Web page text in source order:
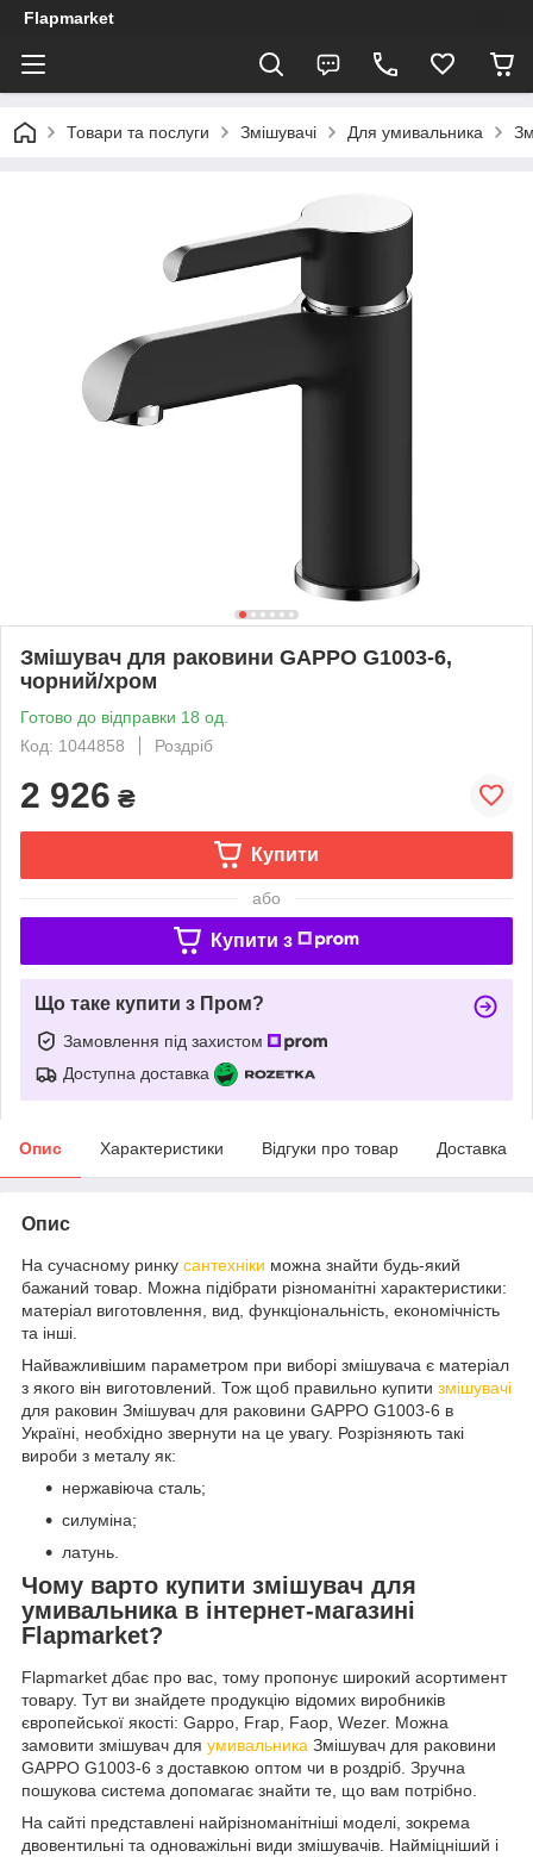
Flapmarket
Товари та послуги Змішувачі Для умивальника
Змішувач для раковини GAPPO G1003-6,
чорний/хром
Готово до відправки 18 од.
Код: 1044858
Роздріб
2 926 ₴
Купити
або
Купити з
Що таке купити з Пром?
Замовлення під захистом
Доступна доставка
Опис Характеристики Відгуки про товар Доставка
Опис
На сучасному ринку сантехніки можна знайти будь-який
бажаний товар. Можна підібрати різноманітні характеристики:
матеріал виготовлення, вид, функціональність, економічність
та інші.
Найважливішим параметром при виборі змішувача є матеріал
з якого він виготовлений. Тож щоб правильно купити змішувачі
для раковин Змішувач для раковини GAPPO G1003-6 в
Україні, необхідно звернути на це увагу. Розрізняють такі
вироби з металу як:
нержавіюча сталь;
силуміна;
латунь.
Чому варто купити змішувач для
умивальника в інтернет-магазині
Flapmarket?
Flapmarket дбає про вас, тому пропонує широкий асортимент
товару. Тут ви знайдете продукцію відомих виробників
європейської якості: Gappo, Frap, Faop, Wezer. Можна
замовити змішувач для умивальника Змішувач для раковини
GAPPO G1003-6 з доставкою оптом чи в роздріб. Зручна
пошукова система допомагає знайти те, що вам потрібно.
На сайті представлені найрізноманітніші моделі, зокрема
двовентильні та одноважільні види змішувачів. Найміцніший і